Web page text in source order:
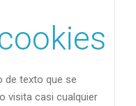
de texto que se
visita casi cualquier